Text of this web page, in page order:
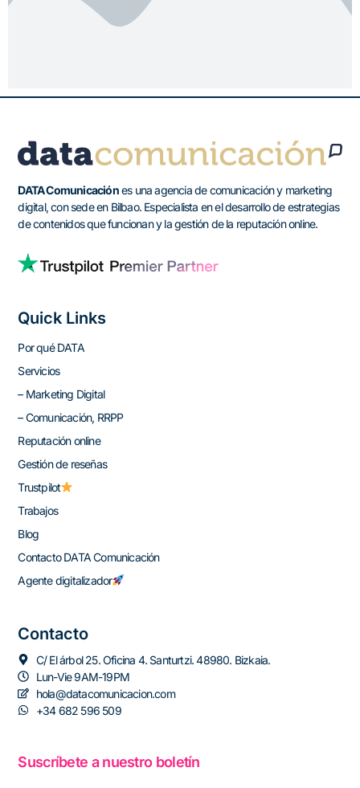
DATA Comunicaciónes una agencia de comunicación y marketing
digital, con sede en Bilbao. Especialista en el desarrollo de estrategias
de contenidos que funcionan y la gestión de la reputación online.
Quick Links
Por qué DATA
Servicios
– Marketing Digital
– Comunicación, RRPP
Reputación online
Gestión de reseñas
Trustpilot
Trabajos
Blog
Contacto DATA Comunicación
Agente digitalizador
Contacto
C/ El árbol 25. Oficina 4. Santurtzi. 48980. Bizkaia.
Lun-Vie 9AM-19PM
hola@datacomunicacion.com
+34 682 596 509
Suscríbete a nuestro boletín